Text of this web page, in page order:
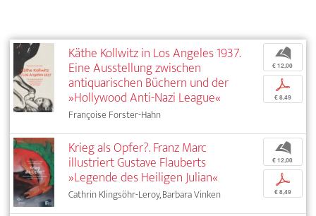
Käthe Kollwitz in Los Angeles 1937.
Eine Ausstellung zwischen
antiquarischen Büchern und der
»Hollywood Anti-Nazi League«
Françoise Forster-Hahn
b
€ 12,00
p
€ 8,49
Krieg als Opfer?. Franz Marc
illustriert Gustave Flauberts
»Legende des Heiligen Julian«
Cathrin Klingsöhr-Leroy, Barbara Vinken
b
€ 12,00
p
€ 8,49